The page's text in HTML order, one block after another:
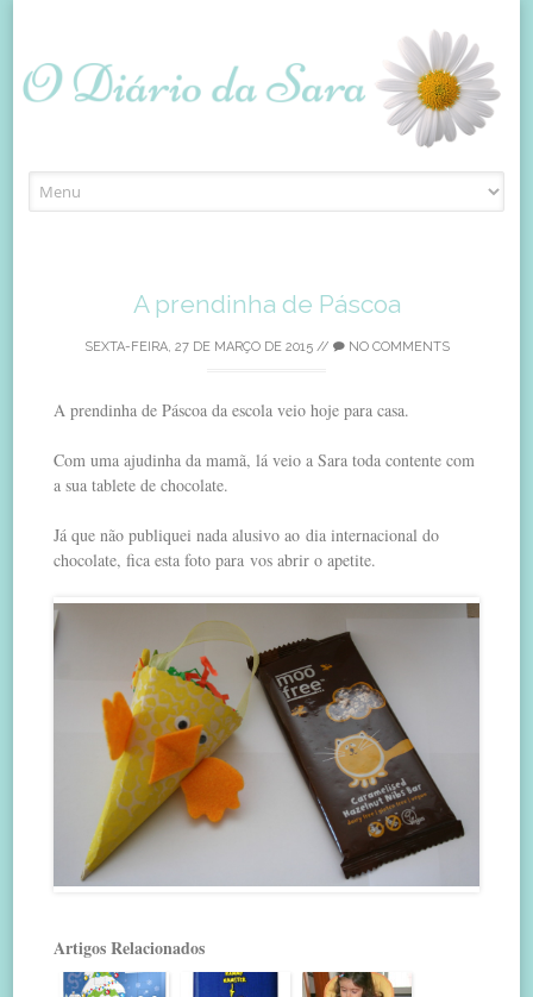
to
A prendinha de Páscoa
SEXTA-FEIRA, 27 DE MARÇO DE 2015// NO COMMENTS
A prendinha de Páscoa da escola veio hoje para casa.
Com uma ajudinha da mamã, lá veio a Sara toda contente com
a sua tablete de chocolate.
Já que não publiquei nada alusivo ao dia internacional do
chocolate, fica esta foto para vos abrir o apetite.
Artigos Relacionados